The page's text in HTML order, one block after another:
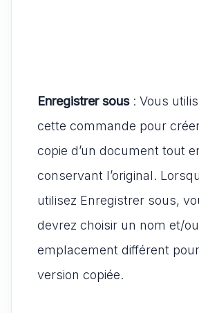
Enregistrer sous: Vous
cette commande pour
copie d’un document tout
conservant l’original.
utilisez Enregistrer sous,
devrez choisir un nom et/
emplacement différent
version copiée.